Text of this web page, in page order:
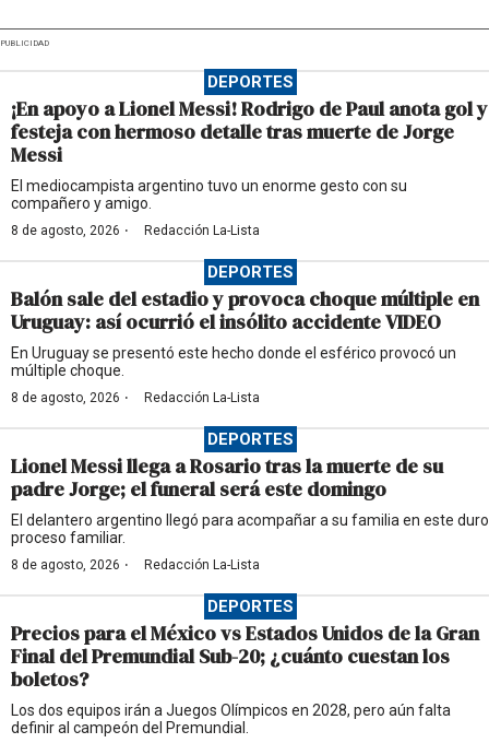
PUBLICIDAD
DEPORTES
¡En apoyo a Lionel Messi! Rodrigo de Paul anota gol y
festeja con hermoso detalle tras muerte de Jorge
Messi
El mediocampista argentino tuvo un enorme gesto con su
compañero y amigo.
8 de agosto, 2026 · Redacción La-Lista
DEPORTES
Balón sale del estadio y provoca choque múltiple en
Uruguay: así ocurrió el insólito accidente VIDEO
En Uruguay se presentó este hecho donde el esférico provocó un
múltiple choque.
8 de agosto, 2026 · Redacción La-Lista
DEPORTES
Lionel Messi llega a Rosario tras la muerte de su
padre Jorge; el funeral será este domingo
El delantero argentino llegó para acompañar a su familia en este duro
proceso familiar.
8 de agosto, 2026 · Redacción La-Lista
DEPORTES
Precios para el México vs Estados Unidos de la Gran
Final del Premundial Sub-20; ¿cuánto cuestan los
boletos?
Los dos equipos irán a Juegos Olímpicos en 2028, pero aún falta
definir al campeón del Premundial.